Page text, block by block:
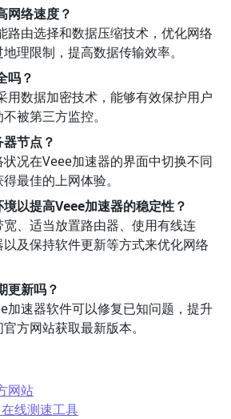
网络速度？
路由选择和数据压缩技术，优化网络
理限制，提高数据传输效率。
吗？
用数据加密技术，能够有效保护用户
被第三方监控。
节点？
况在Veee加速器的界面中切换不同
最佳的上网体验。
以提高Veee加速器的稳定性？
、适当放置路由器、使用有线连
及保持软件更新等方式来优化网络
更新吗？
加速器软件可以修复已知问题，提升
方网站获取最新版本。
网站
线测速工具